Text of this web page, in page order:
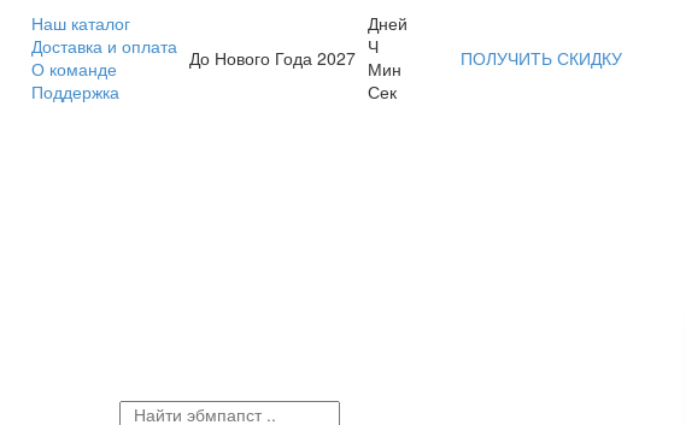
Наш каталог
Доставка и оплата
О команде
Поддержка
До Нового Года 2027
Дней
Ч
Мин
Сек
ПОЛУЧИТЬ СКИДКУ